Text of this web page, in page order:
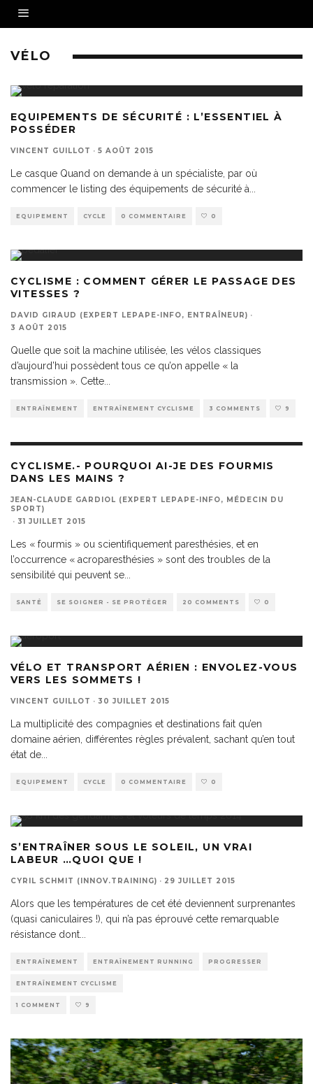
VÉLO
EQUIPEMENTS DE SÉCURITÉ : L’ESSENTIEL À
POSSÉDER
VINCENT GUILLOT · 5 AOÛT 2015
Le casque Quand on demande à un spécialiste, par où
commencer le listing des équipements de sécurité à
EQUIPEMENT CYCLE 0 COMMENTAIRE 0
CYCLISME : COMMENT GÉRER LE PASSAGE DES
VITESSES ?
DAVID GIRAUD (EXPERT LEPAPE-INFO, ENTRAÎNEUR) ·
3 AOÛT 2015
Quelle que soit la machine utilisée, les vélos classiques
d’aujourd’hui possèdent tous ce qu’on appelle « la
transmission ». Cette
ENTRAÎNEMENT ENTRAÎNEMENT CYCLISME 3 COMMENTS 9
CYCLISME.- POURQUOI AI-JE DES FOURMIS
DANS LES MAINS ?
JEAN-CLAUDE GARDIOL (EXPERT LEPAPE-INFO, MÉDECIN DU
SPORT)
· 31 JUILLET 2015
Les « fourmis » ou scientifiquement paresthésies, et en
l’occurrence « acroparesthésies » sont des troubles de la
sensibilité qui peuvent se
SANTÉ SE SOIGNER - SE PROTÉGER 20 COMMENTS 0
VÉLO ET TRANSPORT AÉRIEN : ENVOLEZ-VOUS
VERS LES SOMMETS !
VINCENT GUILLOT · 30 JUILLET 2015
La multiplicité des compagnies et destinations fait qu’en
domaine aérien, différentes règles prévalent, sachant qu’en tout
état de
EQUIPEMENT CYCLE 0 COMMENTAIRE 0
S’ENTRAÎNER SOUS LE SOLEIL, UN VRAI
LABEUR …QUOI QUE !
CYRIL SCHMIT (INNOV.TRAINING) · 29 JUILLET 2015
Alors que les températures de cet été deviennent surprenantes
(quasi caniculaires !), qui n’a pas éprouvé cette remarquable
résistance dont
ENTRAÎNEMENT ENTRAÎNEMENT RUNNING PROGRESSER
ENTRAÎNEMENT CYCLISME
1 COMMENT 9